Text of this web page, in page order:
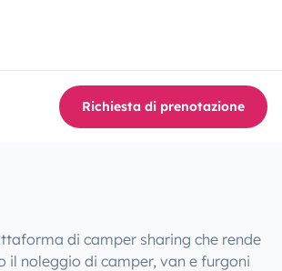
Richiesta di prenotazione
di camper sharing che rende
il noleggio di camper, van e furgoni